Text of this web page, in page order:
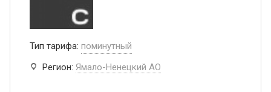
Тип тарифа: поминутный
Регион: Ямало-Ненецкий АО